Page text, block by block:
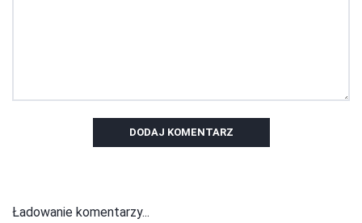
DODAJ KOMENTARZ
Ładowanie komentarzy...